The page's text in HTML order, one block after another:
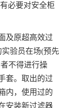
必要对安全柜
及原超高效过
验员在场(预先
不得进行操
套。取出的过
内，使用过的
安装新过滤器